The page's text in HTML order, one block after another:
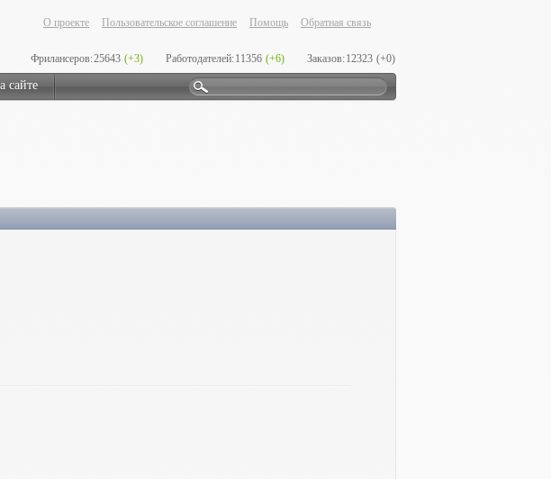
О проекте Пользовательское соглашение Помощь Обратная связь
Фрилансеров:25643 (+3) Работодателей:11356 (+6) Заказов:12323 (+0)
сайте